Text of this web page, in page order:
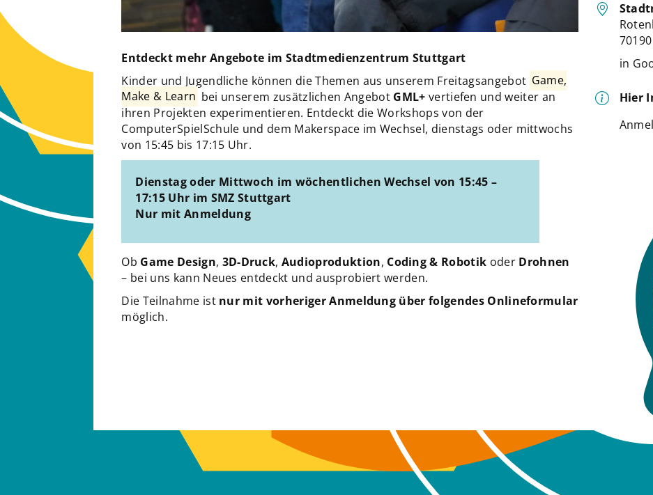
Entdeckt mehr Angebote im Stadtmedienzentrum Stuttgart
Kinder und Jugendliche können die Themen aus unserem Freitagsangebot Game,
Make & Learn bei unserem zusätzlichen Angebot GML+ vertiefen und weiter an
ihren Projekten experimentieren. Entdeckt die Workshops von der
ComputerSpielSchule und dem Makerspace im Wechsel, dienstags oder mittwochs
von 15:45 bis 17:15 Uhr.
Dienstag oder Mittwoch im wöchentlichen Wechsel von 15:45 –
17:15 Uhr im SMZ Stuttgart
Nur mit Anmeldung
Ob Game Design, 3D-Druck, Audioproduktion, Coding & Robotik oder Drohnen
– bei uns kann Neues entdeckt und ausprobiert werden.
Die Teilnahme ist nur mit vorheriger Anmeldung über folgendes Onlineformular
möglich.
in
Hier